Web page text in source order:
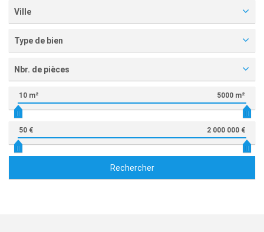
Ville
Type de bien
Nbr. de pièces
10 m² 5000 m²
50 € 2 000 000 €
Rechercher